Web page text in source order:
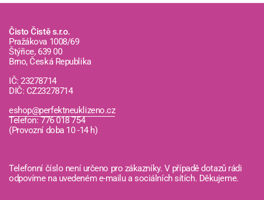
Čisto Čistě s.r.o.
Pražákova 1008/69
Štýřice, 639 00
Brno, Česká Republika
IČ: 23278714
DIČ: CZ23278714
eshop@perfektneuklizeno.cz
Telefon: 776 018 754
(Provozní doba 10 -14 h)
Telefonní číslo není určeno pro zákazníky. V případě dotazů rádi
odpovíme na uvedeném e-mailu a sociálních sítích. Děkujeme.